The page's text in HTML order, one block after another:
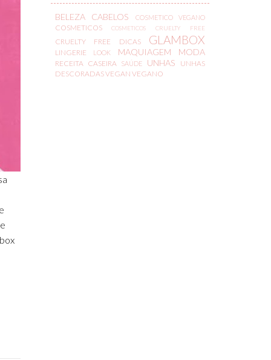
BELEZA CABELOS COSMETICO VEGANO
COSMETICOSCOSMETICOS CRUELTY FREE
CRUELTY FREE DICAS GLAMBOX
LINGERIE LOOK MAQUIAGEM MODA
RECEITA CASEIRA SAÚDE UNHAS
UNHAS
DESCORADASVEGAN VEGANO